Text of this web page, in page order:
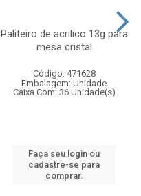
Paliteiro de acrilico 13g para
mesa cristal
Código: 471628
Embalagem: Unidade
Caixa Com: 36 Unidade(s)
Faça seu login ou
cadastre-se para
comprar.